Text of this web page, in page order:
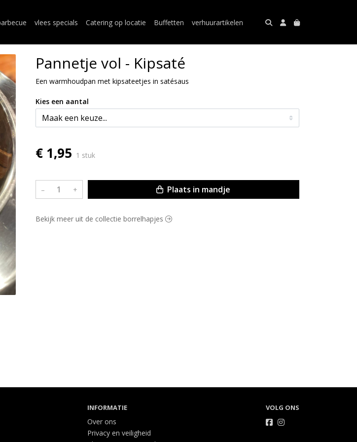
vlees specials Catering op locatie Buffetten verhuurartikelen
Pannetje vol - Kipsaté
Een warmhoudpan met kipsateetjes in satésaus
Kies een aantal
€ 1,95 1 stuk
– + Plaats in mandje
Bekijk meer uit de collectie borrelhapjes
INFORMATIE
Over ons
Privacy en veiligheid
VOLG ONS